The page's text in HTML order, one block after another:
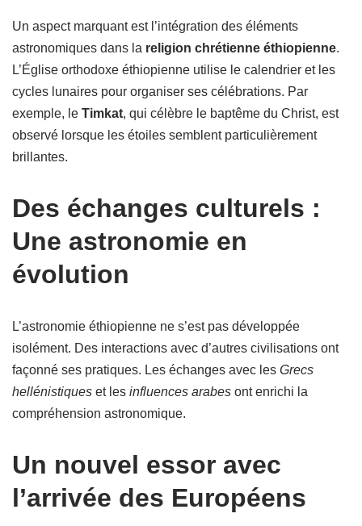
Un aspect marquant est l’intégration des éléments
astronomiques dans la religion chrétienne éthiopienne.
L’Église orthodoxe éthiopienne utilise le calendrier et les
cycles lunaires pour organiser ses célébrations. Par
exemple, le Timkat, qui célèbre le baptême du Christ, est
observé lorsque les étoiles semblent particulièrement
brillantes.
Des échanges culturels :
Une astronomie en
évolution
L’astronomie éthiopienne ne s’est pas développée
isolément. Des interactions avec d’autres civilisations ont
façonné ses pratiques. Les échanges avec les Grecs
hellénistiques et les influences arabes ont enrichi la
compréhension astronomique.
Un nouvel essor avec
l’arrivée des Européens